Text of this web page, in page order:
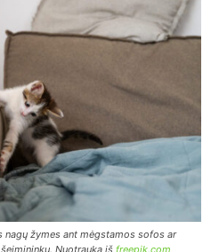
nagų žymes ant mėgstamos sofos ar
Nuotrauka iš freepik.com